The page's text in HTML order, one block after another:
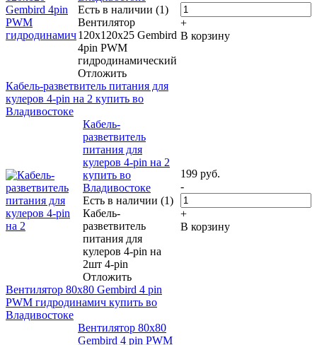
Есть в наличии (1)
Вентилятор
120x120x25 Gembird
4pin PWM
гидродинамический
Отложить
+
В корзину
Кабель-разветвитель питания для
кулеров 4-pin на 2 купить во
Владивостоке
Кабель-
разветвитель
питания для
кулеров 4-pin на 2
купить во
Владивостоке
Есть в наличии (1)
Кабель-
разветвитель
питания для
кулеров 4-pin на
2шт 4-pin
Отложить
199 руб.
-
+
В корзину
Вентилятор 80x80 Gembird 4 pin
PWM гидродинамич купить во
Владивостоке
Вентилятор 80x80
Gembird 4 pin PWM